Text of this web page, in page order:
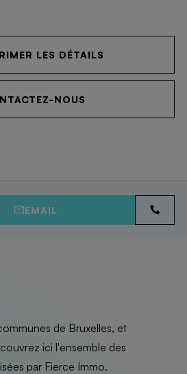
LES DÉTAILS
NOUS
EMAIL
de Bruxelles, et
ici l'ensemble des
par Fierce Immo.